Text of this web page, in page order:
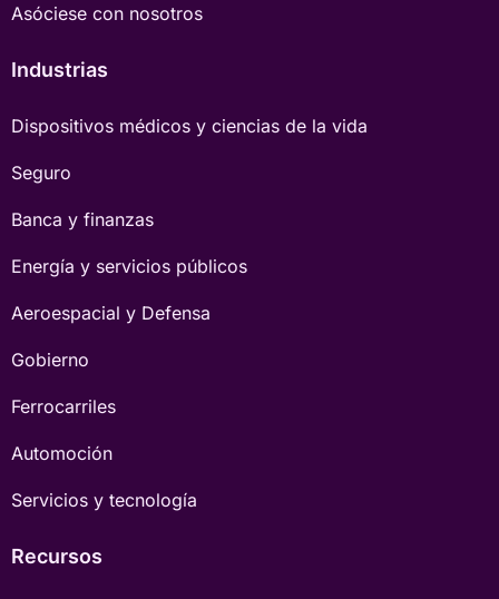
Asóciese con nosotros
Industrias
Dispositivos médicos y ciencias de la vida
Seguro
Banca y finanzas
Energía y servicios públicos
Aeroespacial y Defensa
Gobierno
Ferrocarriles
Automoción
Servicios y tecnología
Recursos